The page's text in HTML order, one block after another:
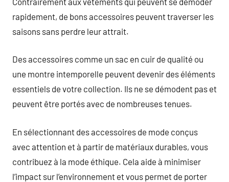
rapidement, de bons accessoires peuvent traverser les
saisons sans perdre leur attrait.
Des accessoires comme un sac en cuir de qualité ou
une montre intemporelle peuvent devenir des éléments
essentiels de votre collection. Ils ne se démodent pas et
peuvent être portés avec de nombreuses tenues.
En sélectionnant des accessoires de mode conçus
avec attention et à partir de matériaux durables, vous
contribuez à la mode éthique. Cela aide à minimiser
l’impact sur l’environnement et vous permet de porter